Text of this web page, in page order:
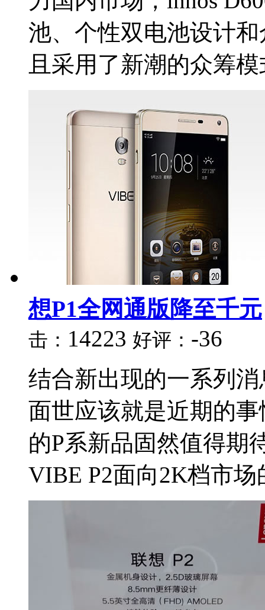
池、个性双电池设计
且采用了新潮的众筹
想P1全网通版降至千元
击： 14223 好评： -36
结合新出现的一系列
面世应该就是近期的
的P系新品固然值得期
VIBE P2面向2K档市